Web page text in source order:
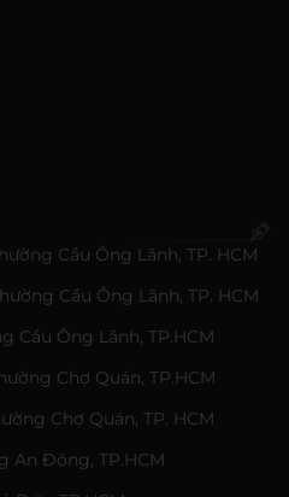
Cầu Ông Lãnh, TP. HCM
Cầu Ông Lãnh, TP. HCM
Cầu Ông Lãnh, TP.HCM
Chợ Quán, TP.HCM
Chợ Quán, TP. HCM
An Đông, TP.HCM